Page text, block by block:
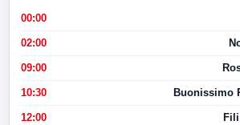
00:00
02:00
09:00
10:30 Buonissimo
12:00